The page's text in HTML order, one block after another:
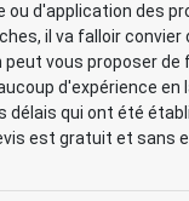
ou d'application des
il va falloir convier
peut vous proposer de
d'expérience en
qui ont été
est gratuit et sans